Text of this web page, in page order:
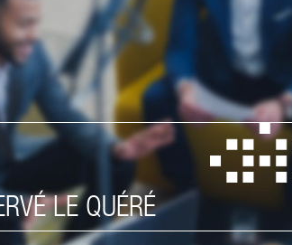
LE QUÉRÉ